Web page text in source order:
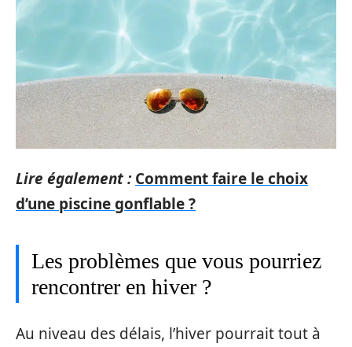
Lire également : Comment faire le choix
d’une piscine gonflable ?
Les problèmes que vous pourriez
rencontrer en hiver ?
Au niveau des délais, l’hiver pourrait tout à